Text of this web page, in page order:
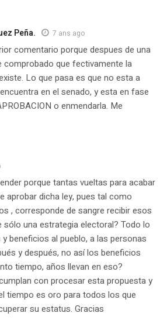
Peña. 7 ans ago
comentario porque despues de una
comprobado que fectivamente la
Lo que pasa es que no esta a
en el senado, y esta en fase
o enmendarla. Me
porque tantas vueltas para acabar
aprobar dicha ley, pues tal como
, corresponde de sangre recibir esos
una estrategia electoral? Todo lo
beneficios al pueblo, a las personas
y después, no así los beneficios
tiempo, años llevan en eso?
con procesar esta propuesta y
tiempo es oro para todos los que
su estatus. Gracias